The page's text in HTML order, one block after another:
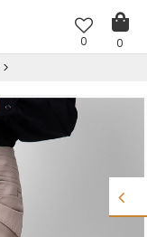
0
0
>